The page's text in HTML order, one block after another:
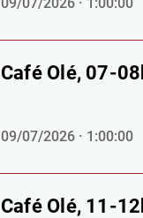
Café Olé, 07-
09/07/2026 · 1:00:00
Café Olé, 11-